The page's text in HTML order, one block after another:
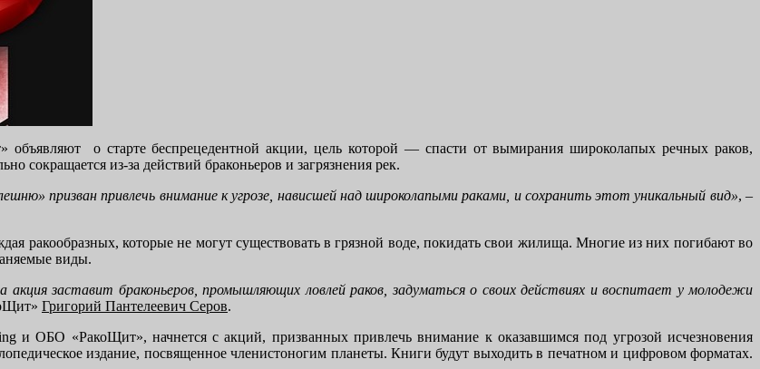
объявляют о старте беспрецедентной акции, цель которой — спасти от вымирания широколапых речных раков,
сокращается из-за действий браконьеров и загрязнения рек.
призван привлечь внимание к угрозе, нависшей над широколапыми раками, и сохранить этот уникальный вид», –
ракообразных, которые не могут существовать в грязной воде, покидать свои жилища. Многие из них погибают во
виды.
заставит браконьеров, промышляющих ловлей раков, задуматься о своих действиях и воспитает у молодежи
Григорий Пантелеевич Серов.
и ОБО «РакоЩит», начнется с акций, призванных привлечь внимание к оказавшимся под угрозой исчезновения
издание, посвященное членистоногим планеты. Книги будут выходить в печатном и цифровом форматах.